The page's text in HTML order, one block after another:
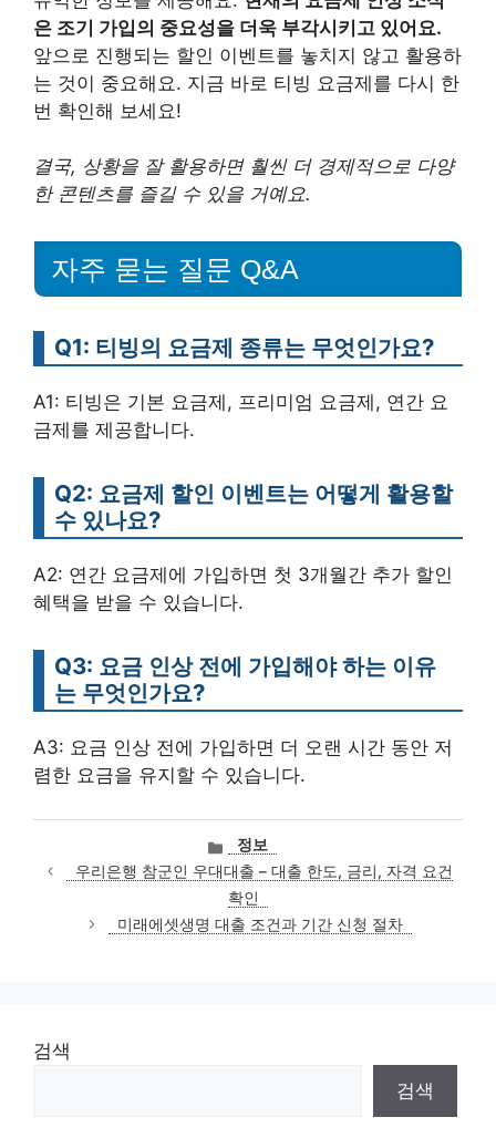
은 조기 가입의 중요성을 더욱 부각시키고 있어요.
앞으로 진행되는 할인 이벤트를 놓치지 않고 활용하
는 것이 중요해요. 지금 바로 티빙 요금제를 다시 한
번 확인해 보세요!
결국, 상황을 잘 활용하면 훨씬 더 경제적으로 다양
한 콘텐츠를 즐길 수 있을 거예요.
자주 묻는 질문 Q&A
Q1: 티빙의 요금제 종류는 무엇인가요?
A1: 티빙은 기본 요금제, 프리미엄 요금제, 연간 요
금제를 제공합니다.
Q2: 요금제 할인 이벤트는 어떻게 활용할
수 있나요?
A2: 연간 요금제에 가입하면 첫 3개월간 추가 할인
혜택을 받을 수 있습니다.
Q3: 요금 인상 전에 가입해야 하는 이유
는 무엇인가요?
A3: 요금 인상 전에 가입하면 더 오랜 시간 동안 저
렴한 요금을 유지할 수 있습니다.
카
테
고
리
정보
우리은행 참군인 우대대출 – 대출 한도, 금리, 자격 요건
확인
미래에셋생명 대출 조건과 기간 신청 절차
검색
검색